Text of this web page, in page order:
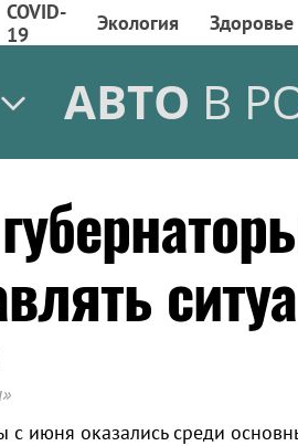
COVID-
19
Экология Здоровье
АВТО В
с июня оказались среди